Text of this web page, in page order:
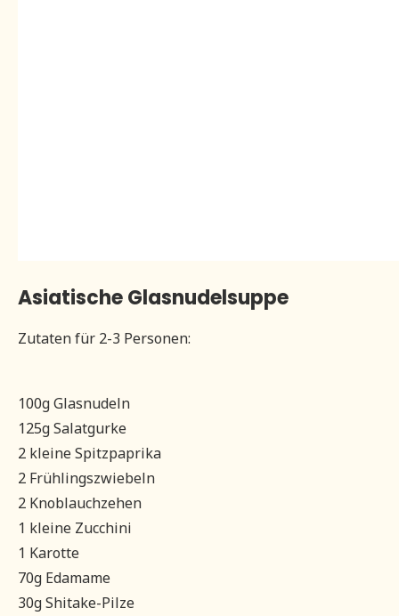
Asiatische Glasnudelsuppe
Zutaten für 2-3 Personen:
100g Glasnudeln
125g Salatgurke
2 kleine Spitzpaprika
2 Frühlingszwiebeln
2 Knoblauchzehen
1 kleine Zucchini
1 Karotte
70g Edamame
30g Shitake-Pilze